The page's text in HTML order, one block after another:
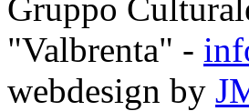
Gruppo
"Valbrenta" -
webdesign by